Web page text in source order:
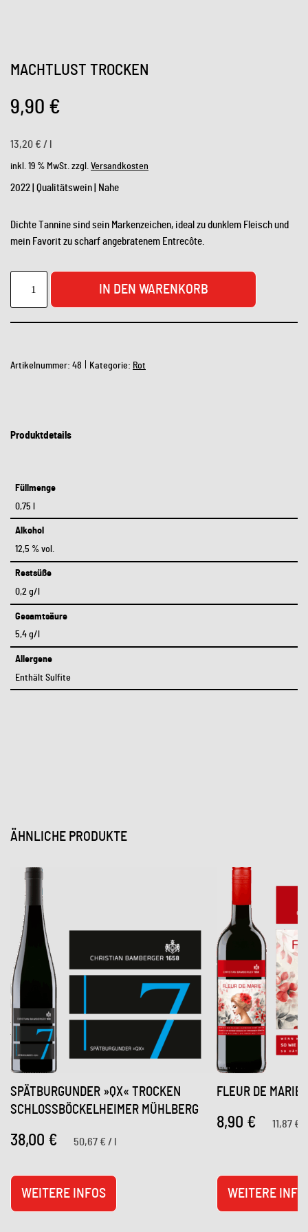
MACHTLUST TROCKEN
9,90 €
13,20 € /
inkl. 19 % MwSt. zzgl. Versandkosten
2022 | Qualitätswein | Nahe
Dichte Tannine sind sein Markenzeichen, ideal zu dunklem Fleisch und
mein Favorit zu scharf angebratenem Entrecôte.
IN DEN WARENKORB
Artikelnummer: 48 Kategorie: Rot
Produktdetails
Füllmenge
0,75 l
Alkohol
12,5 % vol.
Restsüße
0,2 g/l
Gesamtsäure
5,4 g/l
Allergene
Enthält Sulfite
ÄHNLICHE PRODUKTE
SPÄTBURGUNDER »QX« TROCKEN
SCHLOSSBÖCKELHEIMER MÜHLBERG
38,00 € 50,67 € / l
WEITERE INFOS
FLEUR DE MARIE
8,90 € 11,87 €
WEITERE